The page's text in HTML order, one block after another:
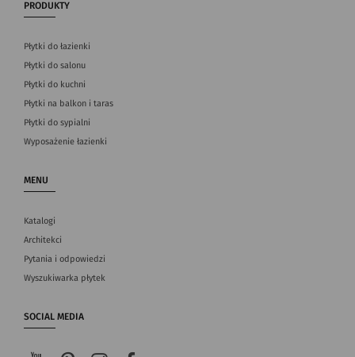
PRODUKTY
Płytki do łazienki
Płytki do salonu
Płytki do kuchni
Płytki na balkon i taras
Płytki do sypialni
Wyposażenie łazienki
MENU
Katalogi
Architekci
Pytania i odpowiedzi
Wyszukiwarka płytek
SOCIAL MEDIA